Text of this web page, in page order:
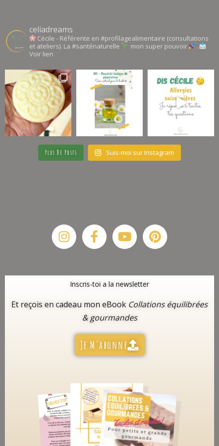
celiadreams
Cécile - Référente en #profilagealimentaire (consultations
et ateliers). La #santénaturelle
mon super pouvoir
.
Voir lien
Plus De Posts Suis-moi sur Instagram
InstagramFacebook-
f
YoutubePinterest
Inscris-toi a la newsletter
Et reçois en cadeau mon eBook Collations équilibrées
& gourmandes
Je M'abonne